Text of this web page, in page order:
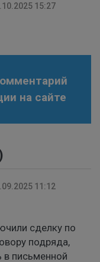
15:27
на сайте
11:12
сделку по
подряда,
письменной